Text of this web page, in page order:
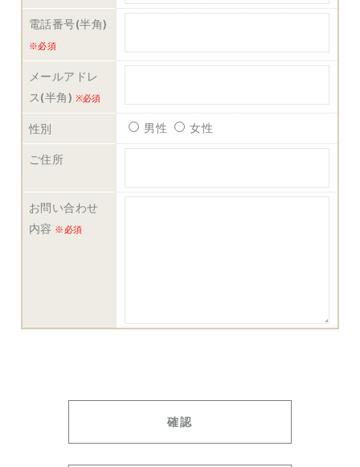
電話番号(半角)
※必須
メールアドレ
ス(半角) ※必須
性別 男性 女性
ご住所
お問い合わせ
内容 ※必須